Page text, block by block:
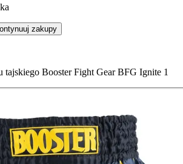
zakupy
tajskiego Booster Fight Gear BFG Ignite 1